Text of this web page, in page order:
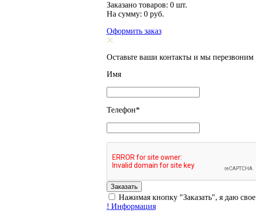
Заказано товаров: 0шт.
На сумму: 0руб.
Оформить заказ
Оставьте ваши контакты и мы перезвоним
Имя
Телефон*
Нажимая кнопку "Заказать", я даю свое
! Информация